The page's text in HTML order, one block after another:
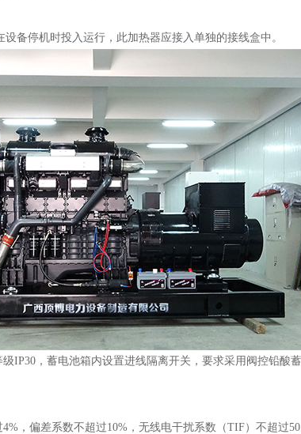
停机时投入运行，此加热器应接入单独的接线盒中。
，蓄电池箱内设置进线隔离开关，要求采用阀控铅酸
偏差系数不超过10%，无线电干扰系数（TIF）不超过50